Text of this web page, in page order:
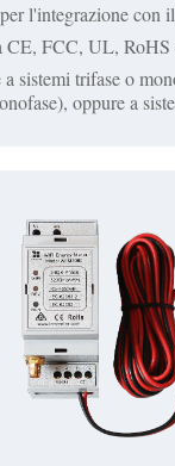
l'integrazione con
CE, FCC, UL,
sistemi trifase o
oppure a